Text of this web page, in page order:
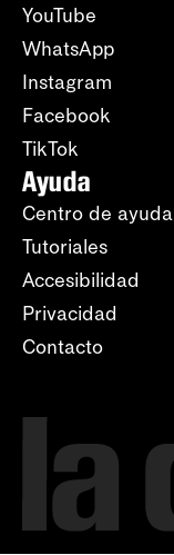
YouTube
WhatsApp
Instagram
Facebook
TikTok
Ayuda
Centro de ayuda
Tutoriales
Accesibilidad
Privacidad
Contacto